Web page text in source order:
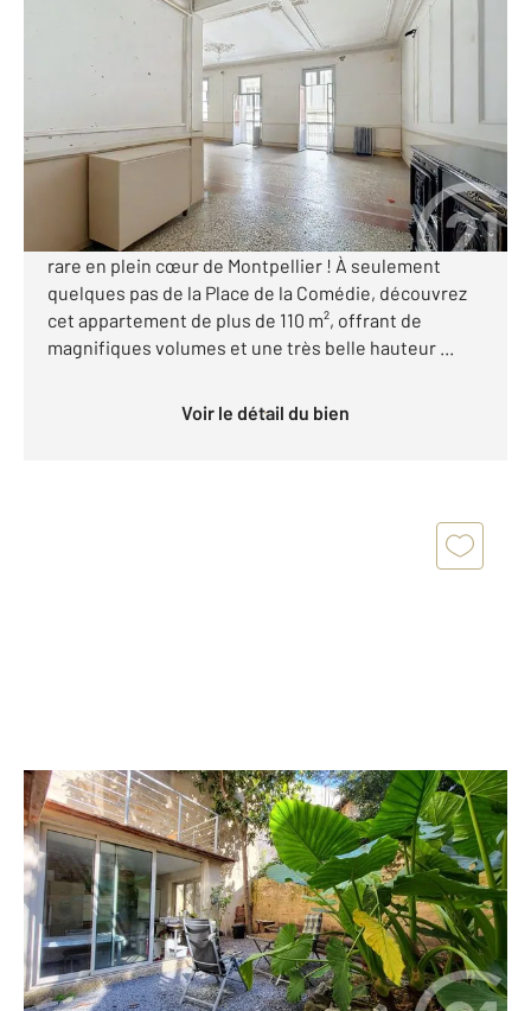
MONTPELLIER 34
Appartement F3 Bis à vendre
299 500 €
Visiter le site dédié
Century 21 Vicarello vous présente une opportunité
rare en plein cœur de Montpellier ! À seulement
quelques pas de la Place de la Comédie, découvrez
cet appartement de plus de 110 m², offrant de
magnifiques volumes et une très belle hauteur ...
Voir le détail du bien
MONTPELLIER 34
70,07 m2, 3 pièces
Ref : 54887
Appartement F3 à vendre
329 000 €
Secteur Place Carnot, à seulement 10 minutes à pied